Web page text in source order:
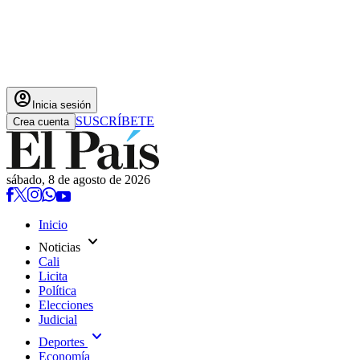
account_circle Inicia sesión
Crea cuenta SUSCRÍBETE
sábado, 8 de agosto de 2026
Inicio
Noticias expand_more
Cali
Licita
Política
Elecciones
Judicial
Deportes expand_more
Economía